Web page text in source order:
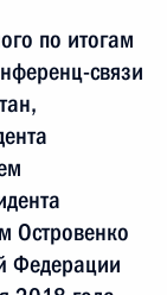
по итогам
связи
Островенко
Федерации